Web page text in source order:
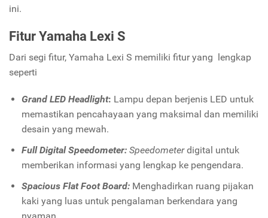
ini.
Fitur Yamaha Lexi S
Dari segi fitur, Yamaha Lexi S memiliki fitur yang lengkap
seperti
Grand LED Headlight: Lampu depan berjenis LED untuk
memastikan pencahayaan yang maksimal dan memiliki
desain yang mewah.
Full Digital Speedometer: Speedometerdigital untuk
memberikan informasi yang lengkap ke pengendara.
Spacious Flat Foot Board: Menghadirkan ruang pijakan
kaki yang luas untuk pengalaman berkendara yang